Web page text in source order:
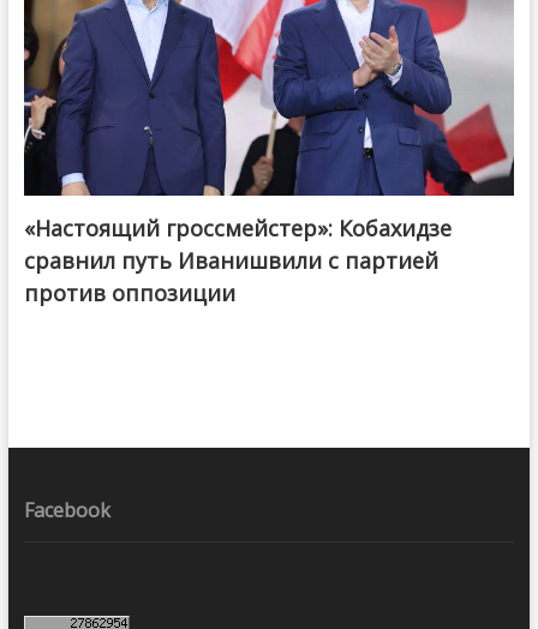
@ქართული ოცნება / Georgian Dream
«Настоящий гроссмейстер»: Кобахидзе
сравнил путь Иванишвили с партией
против оппозиции
Facebook